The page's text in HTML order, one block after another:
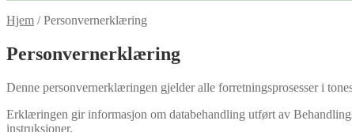
Hjem /Personvernerklæring
Personvernerklæring
Denne personvernerklæringen gjelder alle forretningsprosesser i
Erklæringen gir informasjon om databehandling utført av
instruksjoner.